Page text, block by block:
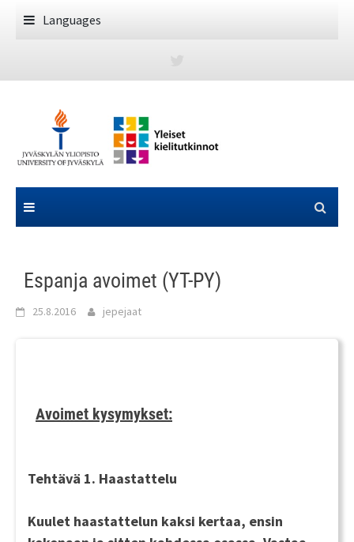
Languages
Espanja avoimet (YT-PY)
25.8.2016 jepejaat
Avoimet kysymykset:
Tehtävä 1. Haastattelu
Kuulet haastattelun kaksi kertaa, ensin